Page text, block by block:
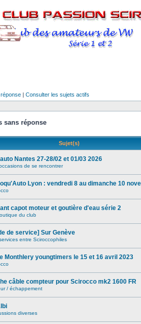
| Consulter les sujets actifs
sans réponse
Sujet(s)
Nantes 27-28/02 et 01/03 2026
de se rencontrer
Lyon : vendredi 8 au dimanche 10
capot moteur et goutière d'eau série 2
du club
de service] Sur Genève
entre Sciroccophiles
Monthlery youngtimers le 15 et 16 avril 2023
câble compteur pour Scirocco mk2 1600 FR
/ échappement
diverses